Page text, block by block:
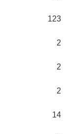
123
2
2
2
14